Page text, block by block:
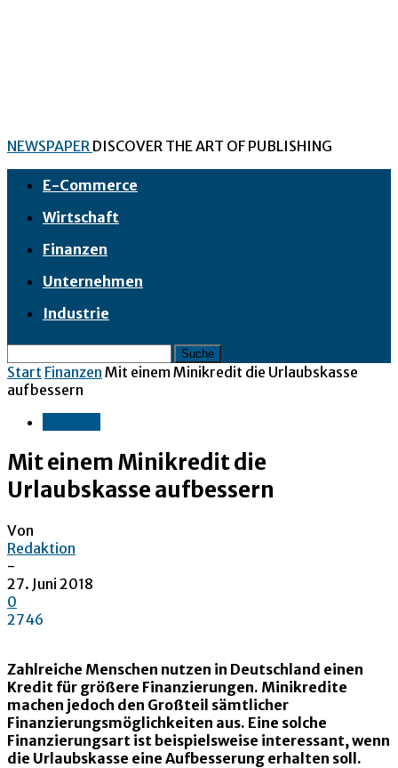
NEWSPAPER DISCOVER THE ART OF PUBLISHING
E-Commerce
Wirtschaft
Finanzen
Unternehmen
Industrie
Start Finanzen Mit einem Minikredit die Urlaubskasse
aufbessern
Mit einem Minikredit die
Urlaubskasse aufbessern
Von
Redaktion
-
27. Juni 2018
0
2746
Zahlreiche Menschen nutzen in Deutschland einen
Kredit für größere Finanzierungen. Minikredite
machen jedoch den Großteil sämtlicher
Finanzierungsmöglichkeiten aus. Eine solche
Finanzierungsart ist beispielsweise interessant, wenn
die Urlaubskasse eine Aufbesserung erhalten soll.